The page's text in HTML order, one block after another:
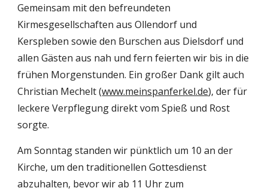
Gemeinsam mit den befreundeten
Kirmesgesellschaften aus Ollendorf und
Kerspleben sowie den Burschen aus Dielsdorf und
allen Gästen aus nah und fern feierten wir bis in die
frühen Morgenstunden. Ein großer Dank gilt auch
Christian Mechelt (www.meinspanferkel.de), der für
leckere Verpflegung direkt vom Spieß und Rost
sorgte.
Am Sonntag standen wir pünktlich um 10 an der
Kirche, um den traditionellen Gottesdienst
abzuhalten, bevor wir ab 11 Uhr zum